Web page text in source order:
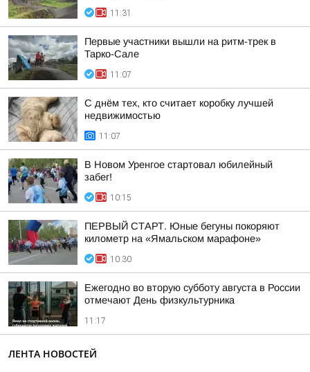
11:31
Первые участники вышли на ритм-трек в
Тарко-Сале
11:07
С днём тех, кто считает коробку лучшей
недвижимостью
11:07
В Новом Уренгое стартовал юбилейный
забег!
10:15
ПЕРВЫЙ СТАРТ. Юные бегуны покоряют
километр на «Ямальском марафоне»
10:30
Ежегодно во вторую субботу августа в России
отмечают День физкультурника
11:17
ЛЕНТА НОВОСТЕЙ